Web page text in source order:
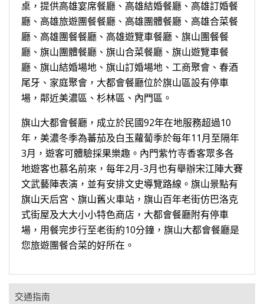
桌，提供高雄宴席餐廳、高雄結婚餐廳、高雄訂婚餐
廳、高雄旅遊團餐餐廳、高雄團體餐廳、高雄合菜餐
廳、高雄團餐餐廳、高雄遊覽車餐廳、旗山團餐餐
廳、旗山團體餐廳、旗山合菜餐廳、旗山遊覽車餐
廳、旗山結婚場地、旗山訂婚場地、工商聚會、春酒
尾牙、家庭聚會，大都會餐廳位於旗山區設有停車
場，鄰近美濃區、杉林區、內門區。
旗山大都會餐廳，成立於民國92年在地服務超過10
年，美濃冬季為蕃茄及白玉蘿蔔季於每年11月至隔年
3月，遊客可體驗採果樂趣。內門紫竹寺香客眾多各
地遊客也慕名前來，每年2月-3月也有舉辦宋江陣大賽
文武藝陣表演，並有安排文史導覽路線。旗山景點有
旗山天后宮、旗山舊火車站，旗山百年老街仿巴洛克
式街屋及大大小小特色商店，大都會餐廳附有停車
場，用餐完步行至老街約10分鐘，旗山大都會餐廳是
您旅遊團餐合菜的好所在。
交通指南